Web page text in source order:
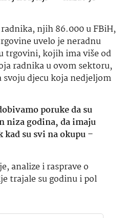
njih 86.000 u FBiH,
uvelo je neradnu
trgovini, kojih ima više od
radnika u ovom sektoru,
svoju djecu koja nedjeljom
poruke da su
niza godina, da imaju
su svi na okupu–
analize i rasprave o
trajale su godinu i pol